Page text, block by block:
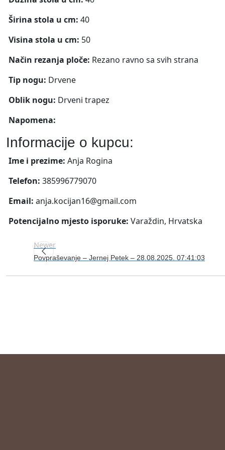
Širina stola u cm: 40
Visina stola u cm: 50
Način rezanja ploče: Rezano ravno sa svih strana
Tip nogu: Drvene
Oblik nogu: Drveni trapez
Napomena:
Informacije o kupcu:
Ime i prezime: Anja Rogina
Telefon: 385996779070
Email: anja.kocijan16@gmail.com
Potencijalno mjesto isporuke: Varaždin, Hrvatska
Newer
Povpraševanje – Jernej Petek – 28.08.2025. 07:41:03